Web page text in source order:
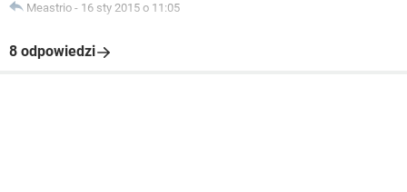
Meastrio - 16 sty 2015 o 11:05
8 odpowiedzi